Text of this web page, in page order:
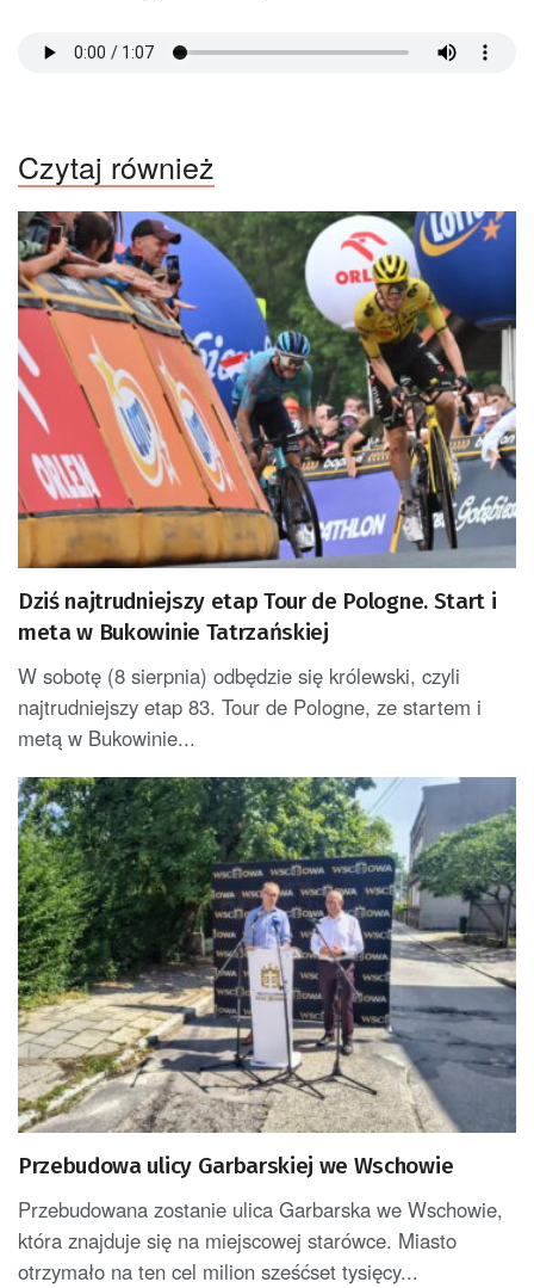
Czytaj również
Dziś najtrudniejszy etap Tour de Pologne. Start i
meta w Bukowinie Tatrzańskiej
W sobotę (8 sierpnia) odbędzie się królewski, czyli
najtrudniejszy etap 83. Tour de Pologne, ze startem i
metą w Bukowinie...
Przebudowa ulicy Garbarskiej we Wschowie
Przebudowana zostanie ulica Garbarska we Wschowie,
która znajduje się na miejscowej starówce. Miasto
otrzymało na ten cel milion sześćset tysięcy...